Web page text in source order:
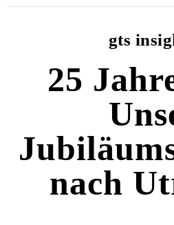
gts
25
nach